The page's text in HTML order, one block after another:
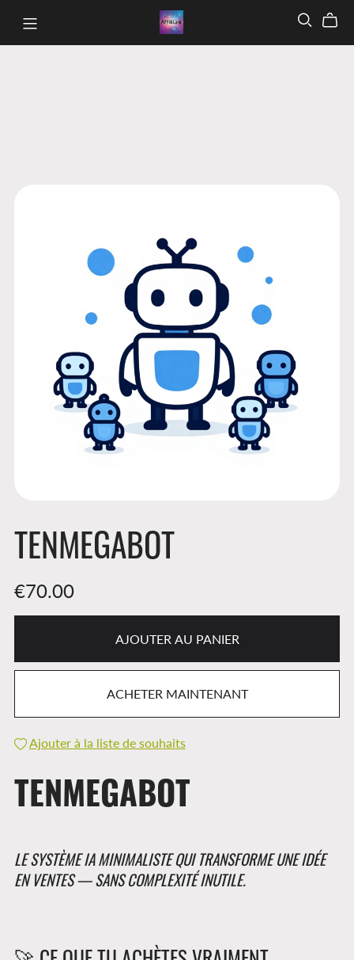
TENMEGABOT
€70.00
AJOUTER AU PANIER
ACHETER MAINTENANT
Ajouter à la liste de souhaits
TENMEGABOT
LE SYSTÈME IA MINIMALISTE QUI TRANSFORME UNE IDÉE
EN VENTES — SANS COMPLEXITÉ INUTILE.